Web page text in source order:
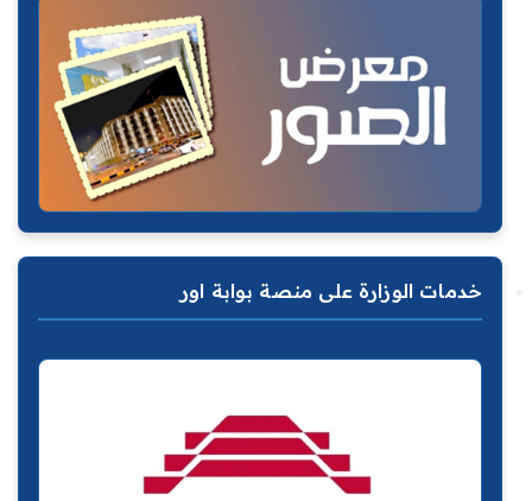
خدمات الوزارة على منصة بوابة اور